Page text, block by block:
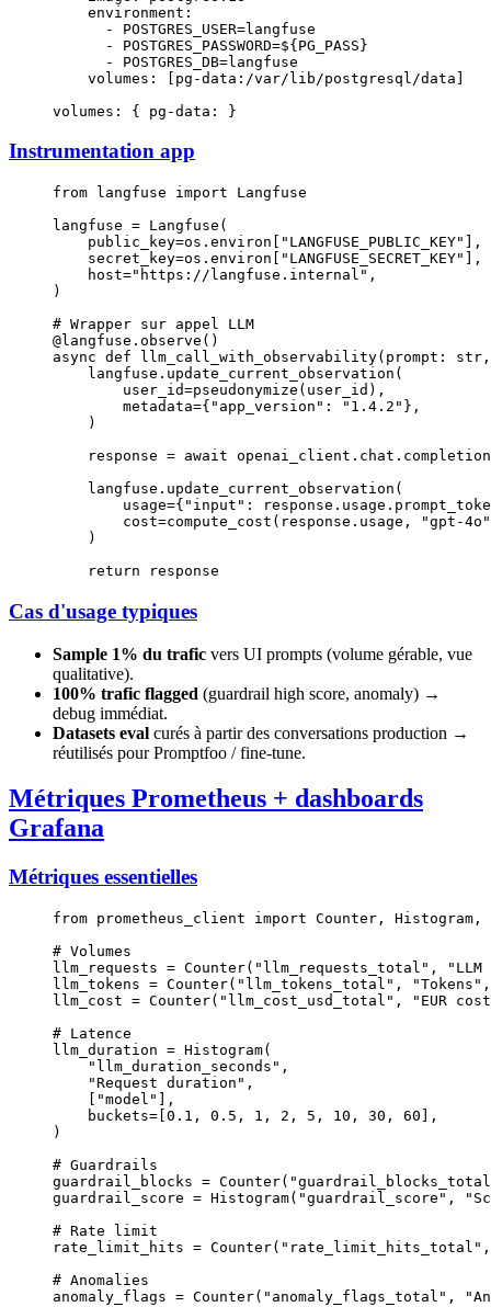
    environment
:
      -
POSTGRES_USER=langfuse
      -
POSTGRES_PASSWORD=${PG_PASS}
      -
POSTGRES_DB=langfuse
    volumes
: [ pg-data:/var/lib/postgresql/data ]
volumes : { pg-data : }
Instrumentation app
from langfuse import Langfuse
langfuse = Langfuse(
    public_key
=os.environ[ "LANGFUSE_PUBLIC_KEY"
],
    secret_key
=os.environ[ "LANGFUSE_SECRET_KEY"
],
    host
="https://langfuse.internal" ,
)
# Wrapper sur appel LLM
@langfuse.observe ()
async def llm_call_with_observability(prompt: str
    langfuse.update_current_observation(
        user_id
=pseudonymize(user_id),
        metadata
={ "app_version" : "1.4.2" },
    )
    response
= await
    langfuse.update_current_observation(
        usage
={ "input" :
        cost
=compute_cost(response.usage,
"gpt-4o"
    )
    return
response
Cas d'usage typiques
Sample 1% du trafic vers UI prompts (volume gérable, vue
qualitative).
100% trafic flagged (guardrail high score, anomaly) →
debug immédiat.
Datasets eval curés à partir des conversations production →
réutilisés pour Promptfoo / fine-tune.
Métriques Prometheus + dashboards
Grafana
Métriques essentielles
from prometheus_client import Counter, Histogram,
# Volumes
llm_requests = Counter( "llm_requests_total" ,
llm_tokens = Counter( "llm_tokens_total" , "Tokens"
llm_cost = Counter( "llm_cost_usd_total" ,
"EUR
# Latence
llm_duration = Histogram(
    "llm_duration_seconds"
,
    "Request duration"
,
"model"
],
    buckets
= 0.1 , 0.5 , 1 , 2 , 5 , 10 , 30 , 60 ],
)
# Guardrails
guardrail_blocks = Counter(
guardrail_score = Histogram( "guardrail_score" ,
# Rate limit
rate_limit_hits = Counter( "rate_limit_hits_total"
# Anomalies
anomaly_flags = Counter( "anomaly_flags_total" ,